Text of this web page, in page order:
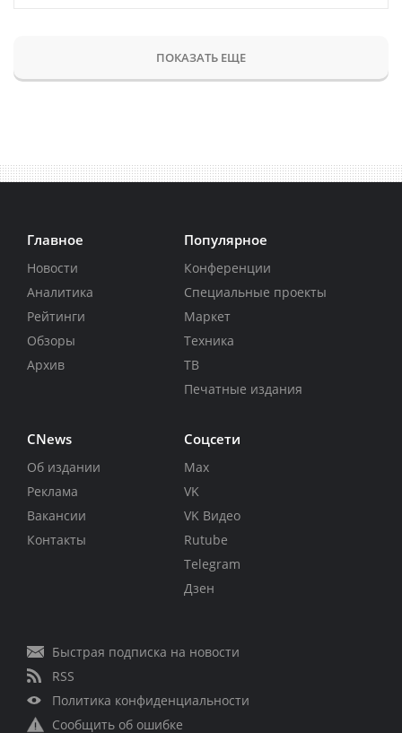
ПОКАЗАТЬ ЕЩЕ
Главное
Новости
Аналитика
Рейтинги
Обзоры
Архив
Популярное
Конференции
Специальные проекты
Маркет
Техника
ТВ
Печатные издания
CNews
Об издании
Реклама
Вакансии
Контакты
Соцсети
Max
VK
VK Видео
Rutube
Telegram
Дзен
Быстрая подписка на новости
RSS
Политика конфиденциальности
Сообщить об ошибке